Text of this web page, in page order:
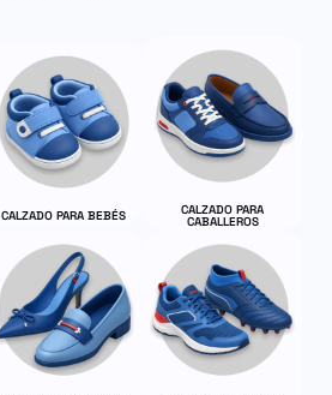
CALZADO PARA BEBÉS CALZADO PARA
CABALLEROS